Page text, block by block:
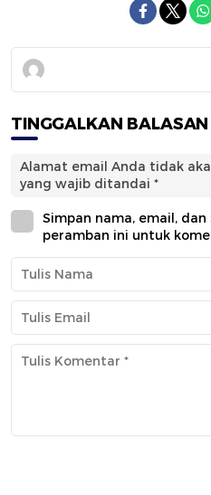
TINGGALKAN BALASAN
Alamat email Anda tidak
yang wajib ditandai *
Simpan nama, email,
peramban ini untuk